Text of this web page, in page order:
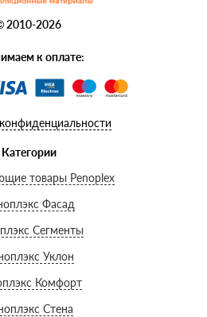
2010-2026
к оплате:
Категории
товары Penoplex
Фасад
Сегменты
Уклон
Комфорт
Стена